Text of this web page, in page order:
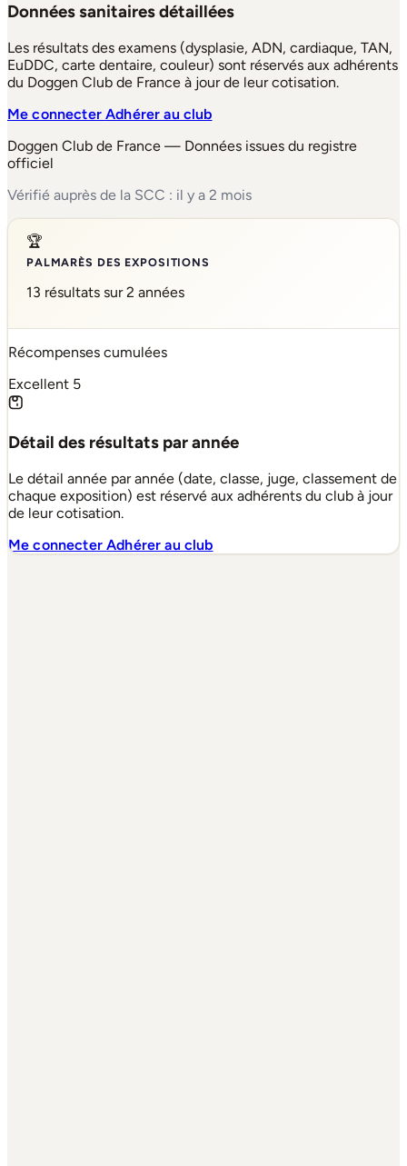
Données sanitaires détaillées
Les résultats des examens (dysplasie, ADN, cardiaque, TAN,
EuDDC, carte dentaire, couleur) sont réservés aux adhérents
du Doggen Club de France à jour de leur cotisation.
Me connecterAdhérer au club
Doggen Club de France — Données issues du registre
officiel
Vérifié auprès de la SCC : il y a 2 mois
🏆
PALMARÈS DES EXPOSITIONS
13 résultats sur 2 années
Récompenses cumulées
Excellent 5
Détail des résultats par année
Le détail année par année (date, classe, juge, classement de
chaque exposition) est réservé aux adhérents du club à jour
de leur cotisation.
Me connecterAdhérer au club